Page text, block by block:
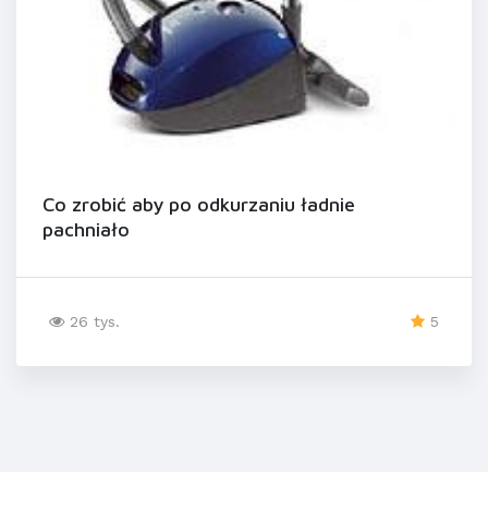
Co zrobić aby po odkurzaniu ładnie
pachniało
26 tys. 5